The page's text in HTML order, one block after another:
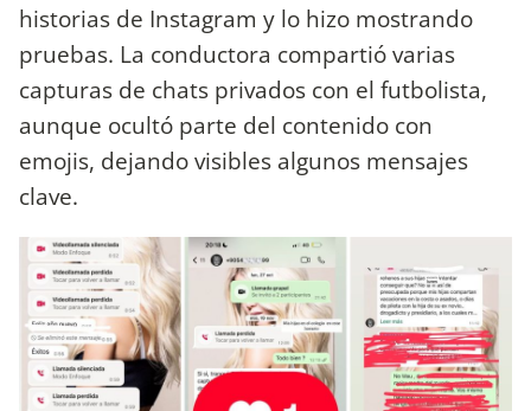
historias de Instagram y lo hizo mostrando
pruebas. La conductora compartió varias
capturas de chats privados con el futbolista,
aunque ocultó parte del contenido con
emojis, dejando visibles algunos mensajes
clave.